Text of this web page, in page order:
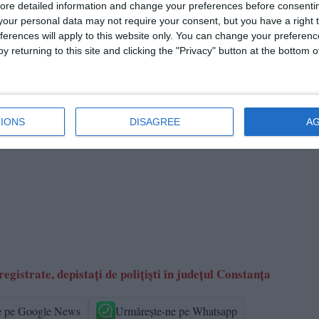
detailed information and change your preferences before
personal data may not require your consent, but you have a right
will apply to this website only. You can change your
returning to this site and clicking the "Privacy" button at the bottom
DISAGREE
persoane, totodată, fiind verificate 26 de autovehicule.
de sancțiuni contravenționale, în valoare totală de
depistați de polițiști în județul Constanța
pe Google News Urmărește-ne pe Whatsapp